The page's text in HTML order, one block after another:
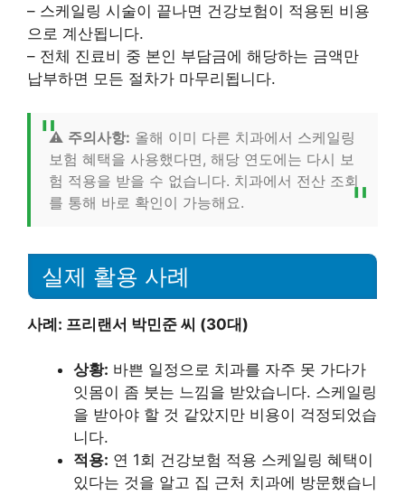
– 스케일링 시술이 끝나면 건강보험이 적용된 비용
으로 계산됩니다.
– 전체 진료비 중 본인 부담금에 해당하는 금액만
납부하면 모든 절차가 마무리됩니다.
⚠️ 주의사항: 올해 이미 다른 치과에서 스케일링
보험 혜택을 사용했다면, 해당 연도에는 다시 보
험 적용을 받을 수 없습니다. 치과에서 전산 조회
를 통해 바로 확인이 가능해요.
실제 활용 사례
사례: 프리랜서 박민준 씨 (30대)
상황: 바쁜 일정으로 치과를 자주 못 가다가
잇몸이 좀 붓는 느낌을 받았습니다. 스케일링
을 받아야 할 것 같았지만 비용이 걱정되었습
니다.
적용: 연 1회 건강보험 적용 스케일링 혜택이
있다는 것을 알고 집 근처 치과에 방문했습니